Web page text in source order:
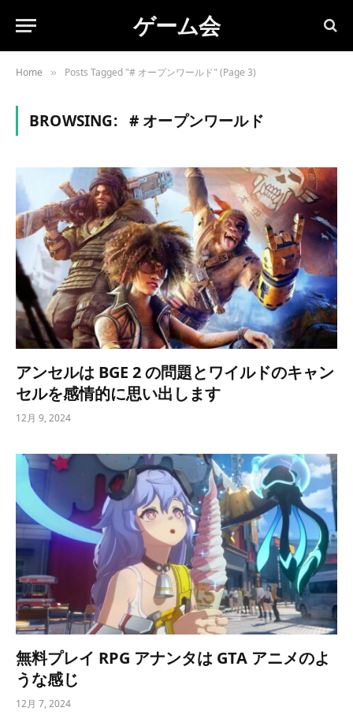
ゲーム会
Home » Posts Tagged "# オープンワールド" (Page 3)
BROWSING: # オープンワールド
アンセルは BGE 2 の問題とワイルドのキャン
セルを感情的に思い出します
12月 9, 2024
無料プレイ RPG アナンタは GTA アニメのよ
うな感じ
12月 7, 2024